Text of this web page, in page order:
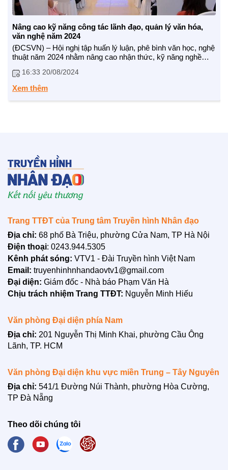
BẠN ĐỌC
LIÊN HỆ
Nâng cao kỹ năng công tác lãnh đạo, quản lý văn hóa,
văn nghệ năm 2024
(ĐCSVN) – Hội nghị tập huấn lý luận, phê bình văn học, nghệ
thuật năm 2024 nhằm nâng cao nhận thức, kỹ năng nghề
văn hóa, văn nghệ, báo chí, xuất bản và những người hoạt
động lý luận, phê bình văn học, nghệ thuật ở Trung ương và
địa phương.
16:33 20/08/2024
Xem thêm
Trang TTĐT của Trung tâm Truyền hình Nhân đạo
Địa chỉ: 68 phố Bà Triệu, phường Cửa Nam, TP Hà Nội
Điện thoại: 0243.944.5305
Kênh phát sóng: VTV1 - Đài Truyền hình Việt Nam
Email: truyenhinhnhandaovtv1@gmail.com
Đại diện: Giám đốc - Nhà báo Phạm Văn Hà
Chịu trách nhiệm Trang TTĐT: Nguyễn Minh Hiếu
Văn phòng Đại diện phía Nam
Địa chỉ: 201 Nguyễn Thị Minh Khai, phường Cầu Ông
Lãnh, TP. HCM
Văn phòng Đại diện khu vực miền Trung – Tây Nguyên
Địa chỉ: 541/1 Đường Núi Thành, phường Hòa Cường,
TP Đà Nẵng
Theo dõi chúng tôi